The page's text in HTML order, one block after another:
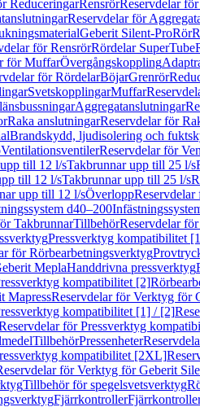
ReduceringarRensrörReservdelar
Reservdelar för
Geberit Silent-ProRör
för RensrörRördelar SuperTube
för MuffarÖvergångskoppling
för RördelarBöjarGrenrör
SvetskopplingarMuffar
Aggregatanslutningar
Raka anslutningarReservdelar för
Brandskydd, ljudisolering och
VentilationsventilerReservdelar för
till 12 l/sTakbrunnar upp till 25 l/s
till 12 l/sTakbrunnar upp till 25 l/s
upp till 12 l/sÖverlopp
d40–200
TakbrunnarTillbehörReservdelar
Pressverktyg kompatibilitet
för Rörbearbetningsverktyg
MeplaHanddrivna pressverktyg
kompatibilitet [2]
MapressReservdelar för Verktyg för
kompatibilitet [1] / [2]
för Pressverktyg
TillbehörPressenheter
kompatibilitet [2XL]
för Verktyg för Geberit
Tillbehör för spegelsvetsverktyg
Fjärrkontroller